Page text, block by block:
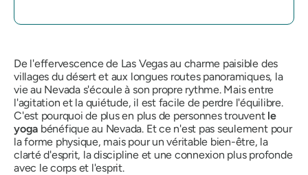
De l'effervescence de Las Vegas au charme paisible des
villages du désert et aux longues routes panoramiques, la
vie au Nevada s'écoule à son propre rythme. Mais entre
l'agitation et la quiétude, il est facile de perdre l'équilibre.
C'est pourquoi de plus en plus de personnes trouvent le
yoga bénéfique au Nevada. Et ce n'est pas seulement pour
la forme physique, mais pour un véritable bien-être, la
clarté d'esprit, la discipline et une connexion plus profonde
avec le corps et l'esprit.